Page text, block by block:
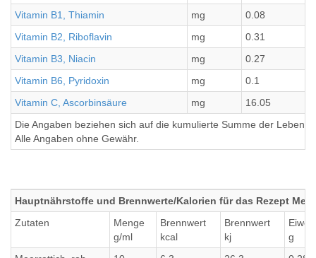
Vitamin B1, Thiamin
mg
0.08
Vitamin B2, Riboflavin
mg
0.31
Vitamin B3, Niacin
mg
0.27
Vitamin B6, Pyridoxin
mg
0.1
Vitamin C, Ascorbinsäure
mg
16.05
Die Angaben beziehen sich auf die kumulierte Summe der
Alle Angaben ohne Gewähr.
Hauptnährstoffe und Brennwerte/Kalorien für das Rezept
Zutaten
Menge
g/ml
Brennwert
kcal
Brennwert
kj
g